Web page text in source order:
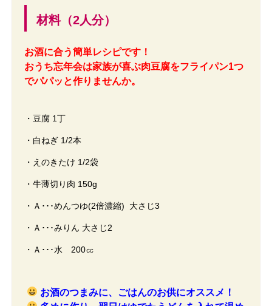
材料（2人分）
お酒に合う簡単レシピです！
おうち忘年会は家族が喜ぶ肉豆腐をフライパン1つ
でパパッと作りませんか。
・豆腐 1丁
・白ねぎ 1/2本
・えのきたけ 1/2袋
・牛薄切り肉 150g
・Ａ･･･めんつゆ(2倍濃縮) 大さじ3
・Ａ･･･みりん 大さじ2
・Ａ･･･水 200㏄
お酒のつまみに、ごはんのお供にオススメ！